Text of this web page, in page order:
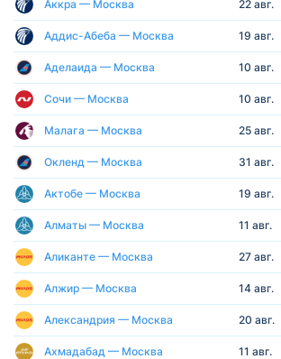
Аккра — Москва 22 авг.
Аддис-Абеба — Москва 19 авг.
Аделаида — Москва 10 авг.
Сочи — Москва 10 авг.
Малага — Москва 25 авг.
Окленд — Москва 31 авг.
Актобе — Москва 19 авг.
Алматы — Москва 11 авг.
Аликанте — Москва 27 авг.
Алжир — Москва 14 авг.
Александрия — Москва 20 авг.
Ахмадабад — Москва 11 авг.